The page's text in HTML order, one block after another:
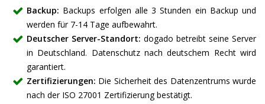
Backup: Backups erfolgen alle 3 Stunden ein Backup und
werden für 7-14 Tage aufbewahrt.
Deutscher Server-Standort: dogado betreibt seine Server
in Deutschland. Datenschutz nach deutschem Recht wird
garantiert.
Zertifizierungen: Die Sicherheit des Datenzentrums wurde
nach der ISO 27001 Zertifizierung bestätigt.